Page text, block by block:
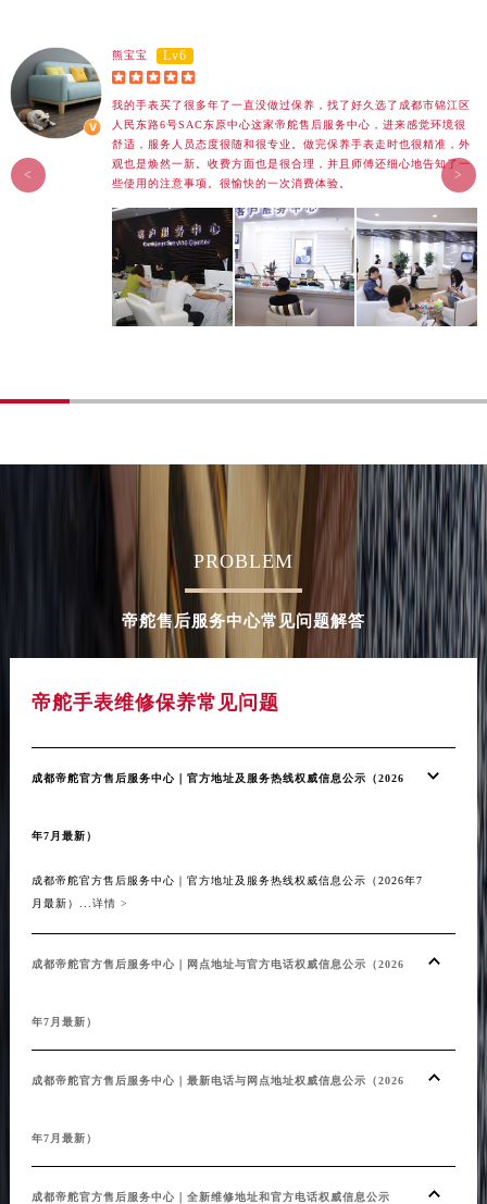
熊宝宝 Lv6
    
我的手表买了很多年了一直没做过保养，找了好久选了成都市锦江区
人民东路6号SAC东原中心这家帝舵售后服务中心，进来感觉环境很
舒适，服务人员态度很随和很专业。做完保养手表走时也很精准，外
观也是焕然一新。收费方面也是很合理，并且师傅还细心地告知了一
些使用的注意事项。很愉快的一次消费体验。
>
<
PROBLEM
帝舵售后服务中心常见问题解答
帝舵手表维修保养常见问题
成都帝舵官方售后服务中心｜官方地址及服务热线权威信息公示（2026
年7月最新）
成都帝舵官方售后服务中心｜官方地址及服务热线权威信息公示（2026年7
月最新）... 详情 >
成都帝舵官方售后服务中心｜网点地址与官方电话权威信息公示（2026
年7月最新）
成都帝舵官方售后服务中心｜最新电话与网点地址权威信息公示（2026
年7月最新）
成都帝舵官方售后服务中心｜全新维修地址和官方电话权威信息公示